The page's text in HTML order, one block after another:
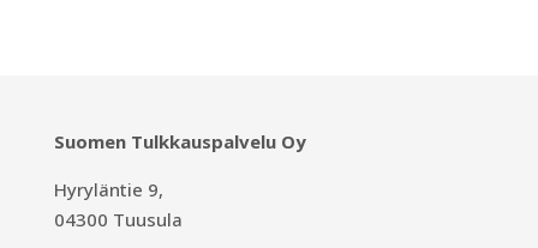
Suomen Tulkkauspalvelu Oy
Hyryläntie 9,
04300 Tuusula